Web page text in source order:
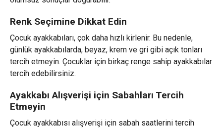
Renk Seçimine Dikkat Edin
Çocuk ayakkabıları, çok daha hızlı kirlenir. Bu nedenle,
günlük ayakkabılarda, beyaz, krem ve gri gibi açık tonları
tercih etmeyin. Çocuklar için birkaç renge sahip ayakkabılar
tercih edebilirsiniz.
Ayakkabı Alışverişi için Sabahları Tercih
Etmeyin
Çocuk ayakkabısı alışverişi için sabah saatlerini tercih